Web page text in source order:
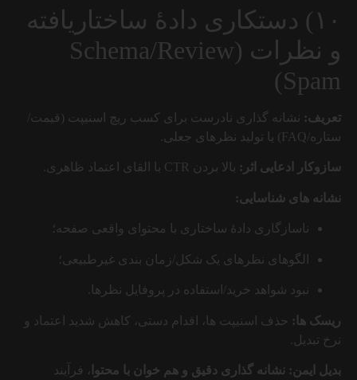
۱۰) دستکاری دادهٔ ساختاریافته
و نظرات (Schema/Review
Spam)
تعریف: نشانه گذاری نادرست برای کسب ریچ اسنیپت (قیمت/
ستاره/FAQ) یا تولید نظرهای جعلی.
سازوکار ادعایی اثر: بالا بردن CTR با القای اعتماد ظاهری.
نشانه های شناسایی:
ناسازگاری دادهٔ ساختاری با محتوای واقعی صفحه؛
الگوهای نظرهای یک شکل/زمان بندی غیرطبیعی؛
نبود شواهد خرید/استفاده در پروفایل نظرها.
ریسک ها: حذف اسنیپت ها، اقدام دستی، کاهش شدید اعتماد و
نرخ تبدیل.
بدیل ایمن: نشانه گذاری دقیق و هم خوان با محتوا ، فرآیند